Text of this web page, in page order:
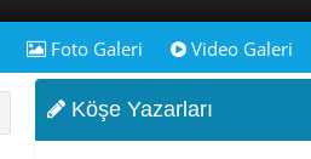
Foto Galeri Video Galeri
Köşe Yazarları